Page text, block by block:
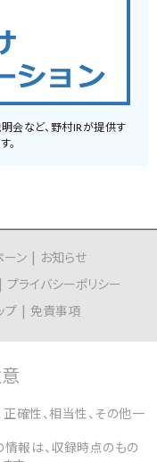
会など、野村IRが提供す
。
ーン
お知らせ
プライバシーポリシー
プ 免責事項
確性、相当性、その他一
情報は、収録時点のもの